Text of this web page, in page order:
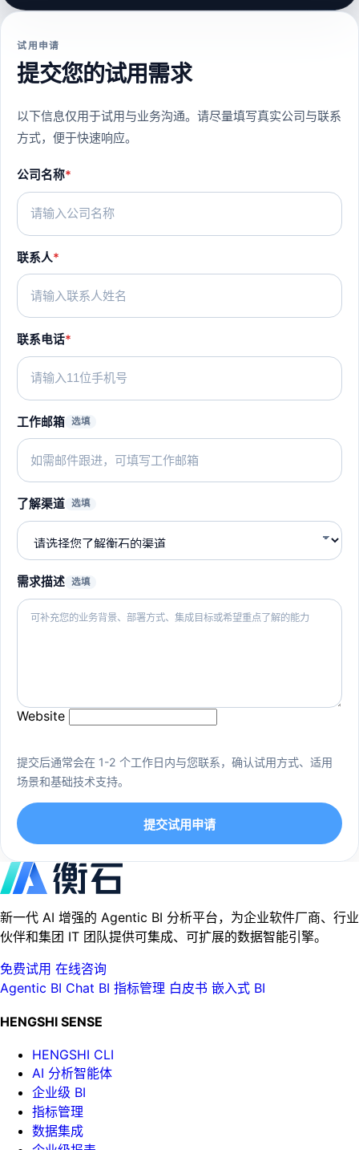
试用申请
提交您的试用需求
以下信息仅用于试用与业务沟通。请尽量填写真实公司与联系
方式，便于快速响应。
公司名称*
联系人*
联系电话*
工作邮箱 选填
了解渠道 选填
需求描述 选填
Website
提交后通常会在 1-2 个工作日内与您联系，确认试用方式、适用
场景和基础技术支持。
提交试用申请
新一代 AI 增强的 Agentic BI 分析平台，为企业软件厂商、行业
伙伴和集团 IT 团队提供可集成、可扩展的数据智能引擎。
免费试用 在线咨询
Agentic BI Chat BI 指标管理 白皮书 嵌入式 BI
HENGSHI SENSE
HENGSHI CLI
AI 分析智能体
企业级 BI
指标管理
数据集成